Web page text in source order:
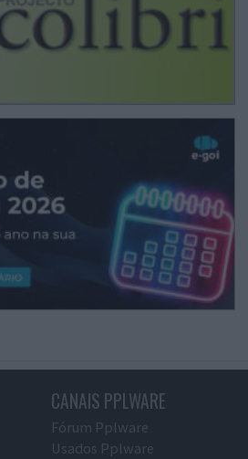
CANAIS PPLWARE
Fórum Pplware
Usados Pplware